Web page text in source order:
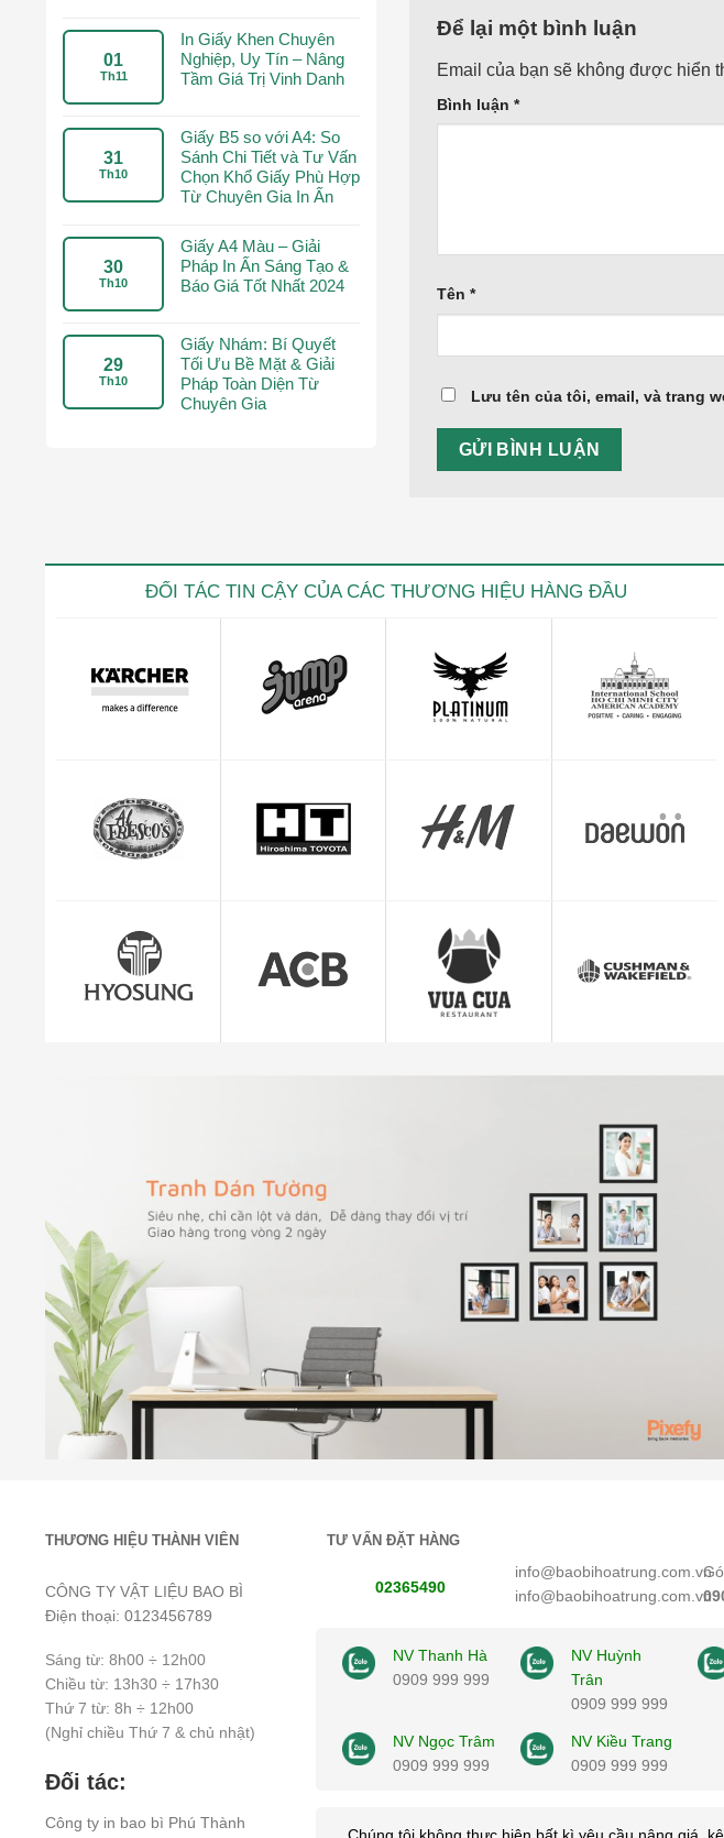
01
Th11
In Giấy Khen Chuyên
Nghiệp, Uy Tín – Nâng
Tầm Giá Trị Vinh Danh
31
Th10
Giấy B5 so với A4: So
Sánh Chi Tiết và Tư Vấn
Chọn Khổ Giấy Phù Hợp
Từ Chuyên Gia In Ấn
30
Th10
Giấy A4 Màu – Giải
Pháp In Ấn Sáng Tạo &
Báo Giá Tốt Nhất 2024
29
Th10
Giấy Nhám: Bí Quyết
Tối Ưu Bề Mặt & Giải
Pháp Toàn Diện Từ
Chuyên Gia
Để lại một bình luận
Email của bạn sẽ không được hiển
Bình luận *
Tên *
Lưu tên của tôi, email, và trang
ĐỐI TÁC TIN CẬY CỦA CÁC THƯƠNG HIỆU HÀNG ĐẦU
Lê Văn Thiện
THƯƠNG HIỆU THÀNH VIÊN
CÔNG TY VẬT LIỆU BAO BÌ
Điện thoại: 0123456789
Sáng từ: 8h00 ÷ 12h00
Chiều từ: 13h30 ÷ 17h30
Thứ 7 từ: 8h ÷ 12h00
(Nghỉ chiều Thứ 7 & chủ nhật)
Đối tác:
Công ty in bao bì Phú Thành
TƯ VẤN ĐẶT HÀNG
02365490
info@baobihoatrung.com.vn
info@baobihoatrung.com.vn
NV Thanh Hà
0909 999 999
NV Huỳnh
Trân
0909 999 999
NV Ngọc Trâm
0909 999 999
NV Kiều Trang
0909 999 999